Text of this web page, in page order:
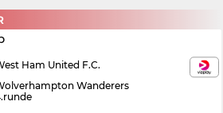
Ham United F.C.
Wanderers